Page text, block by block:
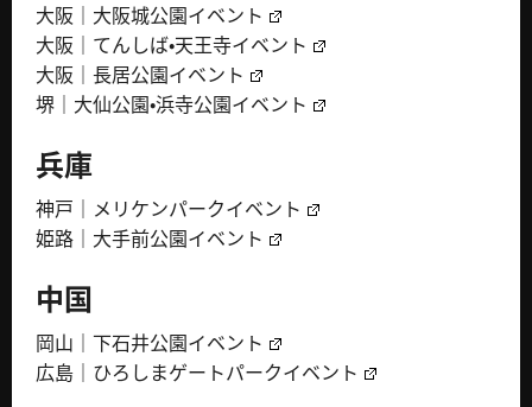
大阪｜大阪城公園イベント
大阪｜てんしば・天王寺イベント
大阪｜長居公園イベント
堺｜大仙公園・浜寺公園イベント
兵庫
神戸｜メリケンパークイベント
姫路｜大手前公園イベント
中国
岡山｜下石井公園イベント
広島｜ひろしまゲートパークイベント